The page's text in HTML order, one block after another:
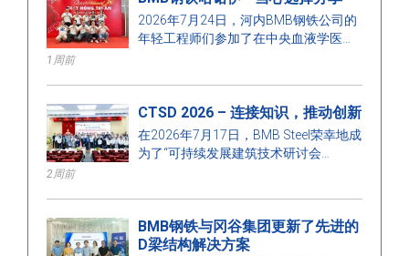
系，同时提升培训质量，以满足建筑行
业发展的需求。
1周前
2026年7月24日，河内BMB钢铁公司的
年轻工程师们参加了在中央血液学医院
2周前
CTSD 2026 – 连接知识，推动创新
在2026年7月17日，BMB Steel荣幸地成
为了“可持续发展建筑技术研讨会
BMB钢铁与冈谷集团更新了先进的
D梁结构解决方案